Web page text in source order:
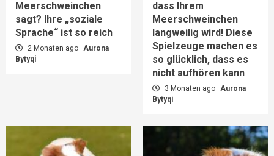
Meerschweinchen
sagt? Ihre „soziale
Sprache“ ist so reich
2 Monaten ago Aurona
Bytyqi
dass Ihrem
Meerschweinchen
langweilig wird! Diese
Spielzeuge machen es
so glücklich, dass es
nicht aufhören kann
3 Monaten ago Aurona
Bytyqi